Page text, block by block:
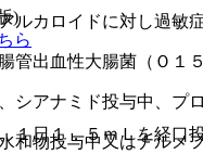
カロイドに対し過敏症
出血性大腸菌（Ｏ１
アナミド投与中、プ
物投与中又はナルメ
)
ら
１日１．５ｍＬを経口